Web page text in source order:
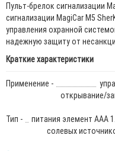
Пульт-брелок сигнализации
сигнализации MagiCar M5
управления охранной
надежную защиту от
Краткие характеристики
Применение -
открывание/
Тип -
питания элемент AAA
солевых